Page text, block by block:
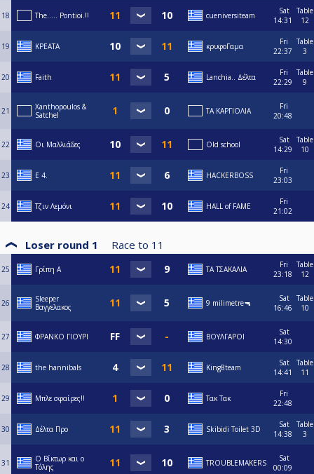
18 The..... Pontioi.!! cueniversiteam
Sat
14:31
Table
12
19 ΚΡΕΑΤΑ κρυφοΓαμα
Fri
22:37
Table
3
20 Faith Lanchia.. Δέλτα
Fri
22:29
Table
9
21
Xanthopoulos &
Satchel
ΤΑ ΚΑΡΓΙΟΛΙΑ
Fri
20:48
22 Οι Μαλλιάδες Old school
Sat
14:29
Table
10
23 E 4. HACKERBOSS
Fri
23:03
24 Τζιν Λεμόνι HALL of FAME
Fri
21:02
Loser round 1 Race to 11
25 Γρίπη Α ΤΑ ΤΣΑΚΑΛΙΑ
Fri
23:18
Table
12
26
Sleeper
Βαγγελακος
9 milimetre🔫
Sat
16:46
Table
10
27 ΦΡΑΝΚΟ ΓΙΟΥΡΙ ΒΟΥΛΓΑΡΟΙ
Sat
14:30
28 the hannibals King8team
Sat
14:41
Table
11
29 Μπλε σφαίρες!! Τακ Τακ
Fri
22:48
30 Δέλτα Προ Skibidi Toilet 3D
Sat
14:38
Table
3
31
Ο Βίκτωρ και ο
Τόλης
TROUBLEMAKERS
Sat
00:09